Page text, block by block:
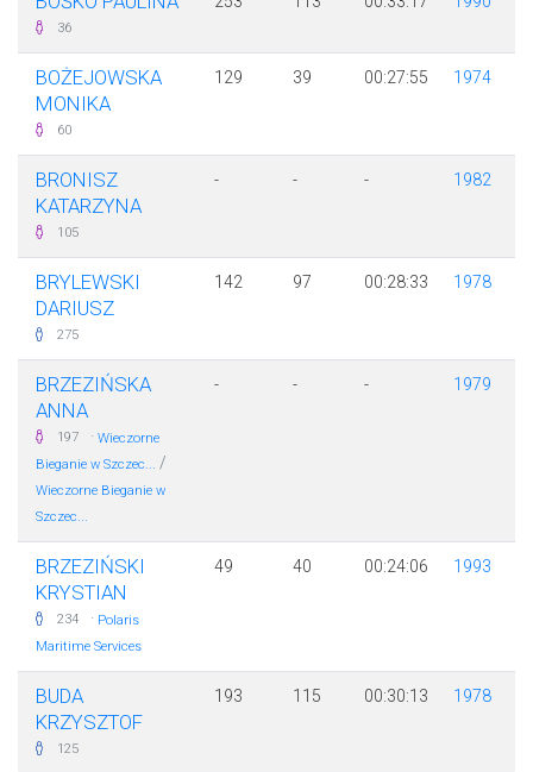
36
BOŻEJOWSKA
MONIKA
60
129 39 00:27:55 1974
BRONISZ
KATARZYNA
105
- - - 1982
BRYLEWSKI
DARIUSZ
275
142 97 00:28:33 1978
BRZEZIŃSKA
ANNA
197 · Wieczorne
Bieganie w Szczec... /
Wieczorne Bieganie w
Szczec...
- - - 1979
BRZEZIŃSKI
KRYSTIAN
234 · Polaris
Maritime Services
49 40 00:24:06 1993
BUDA
KRZYSZTOF
125
193 115 00:30:13 1978